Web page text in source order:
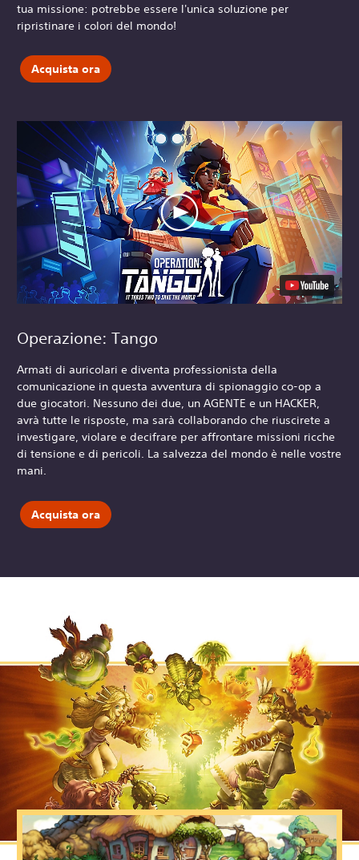
tua missione: potrebbe essere l'unica soluzione per
ripristinare i colori del mondo!
Acquista ora
Operazione: Tango
Armati di auricolari e diventa professionista della
comunicazione in questa avventura di spionaggio co-op a
due giocatori. Nessuno dei due, un AGENTE e un HACKER,
avrà tutte le risposte, ma sarà collaborando che riuscirete a
investigare, violare e decifrare per affrontare missioni ricche
di tensione e di pericoli. La salvezza del mondo è nelle vostre
mani.
Acquista ora